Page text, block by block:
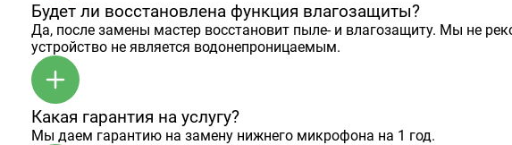
Будет ли восстановлена функция влагозащиты?
Да, после замены мастер восстановит пыле- и влагозащиту. Мы не
устройство не является водонепроницаемым.
Какая гарантия на услугу?
Мы даем гарантию на замену нижнего микрофона на 1 год.